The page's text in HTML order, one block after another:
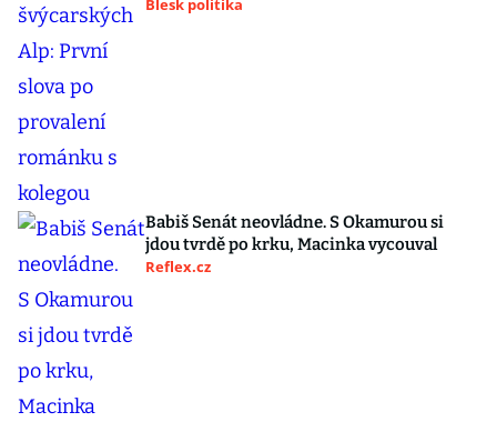
Blesk politika
Babiš Senát neovládne. S Okamurou si
jdou tvrdě po krku, Macinka vycouval
Reflex.cz